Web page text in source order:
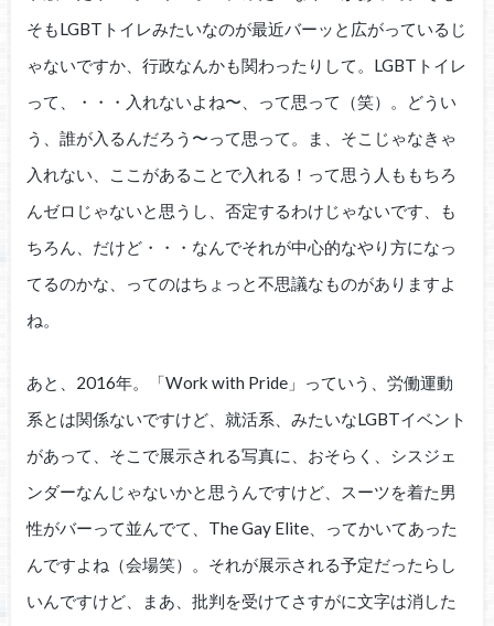
そもLGBTトイレみたいなのが最近バーッと広がっているじ
ゃないですか、行政なんかも関わったりして。LGBTトイレ
って、・・・入れないよね〜、って思って（笑）。どうい
う、誰が入るんだろう〜って思って。ま、そこじゃなきゃ
入れない、ここがあることで入れる！って思う人ももちろ
んゼロじゃないと思うし、否定するわけじゃないです、も
ちろん、だけど・・・なんでそれが中心的なやり方になっ
てるのかな、ってのはちょっと不思議なものがありますよ
ね。
あと、2016年。「Work with Pride」っていう、労働運動
系とは関係ないですけど、就活系、みたいなLGBTイベント
があって、そこで展示される写真に、おそらく、シスジェ
ンダーなんじゃないかと思うんですけど、スーツを着た男
性がバーって並んでて、The Gay Elite、ってかいてあった
んですよね（会場笑）。それが展示される予定だったらし
いんですけど、まあ、批判を受けてさすがに文字は消した